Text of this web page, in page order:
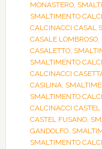
MONASTERO,
SMALTIMENTO
CALCINACCI CASAL
CASALE LOMBROSO,
CASALETTO,
SMALTIMENTO
CALCINACCI
CASILINA,
SMALTIMENTO
CALCINACCI CASTEL
CASTEL FUSANO,
GANDOLFO,
SMALTIMENTO